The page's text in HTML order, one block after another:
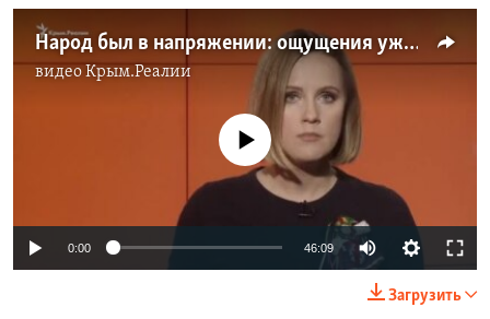
Народ был в напряжении: ощущения ужаса, который может произойти – Чийгоз
видеоКрым.Реалии
No media source currently available
0:00 46:09
Загрузить